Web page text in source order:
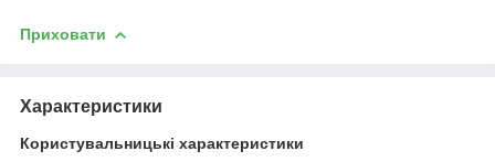
Приховати
Характеристики
Користувальницькі характеристики